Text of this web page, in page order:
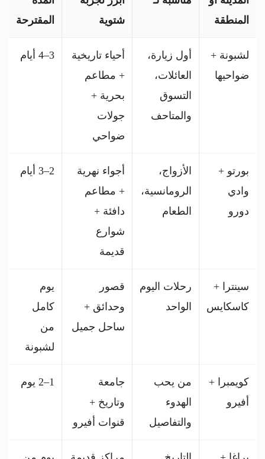
المنطقة
شتوية
المقترحة
لشبونة +
ضواحيها
أول زيارة،
العائلات،
التسوق
والمتاحف
أحياء تاريخية
+ مطاعم
بحرية +
جولات
ضواحي
3–4 أيام
بورتو +
وادي
دورو
الأزواج،
الرومانسية،
الطعام
أجواء نهرية
+ مطاعم
دافئة +
شوارع
قديمة
2–3 أيام
سينترا +
كاسكايس
رحلات اليوم
الواحد
قصور
وحدائق +
ساحل جميل
يوم
كامل
من
لشبونة
كويمبرا +
أفيرو
من يحب
الهدوء
والتفاصيل
جامعة
وتاريخ +
قنوات أفيرو
1–2 يوم